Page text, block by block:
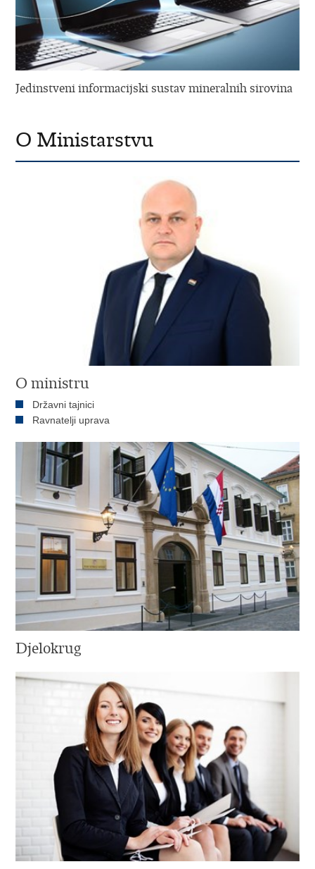
Jedinstveni informacijski sustav mineralnih sirovina
O Ministarstvu
O ministru
Državni tajnici
Ravnatelji uprava
Djelokrug